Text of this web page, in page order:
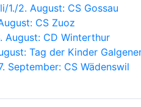
1./2. August: CS Gossau
CS Zuoz
August: CD Winterthur
Tag der Kinder
September: CS Wädenswil